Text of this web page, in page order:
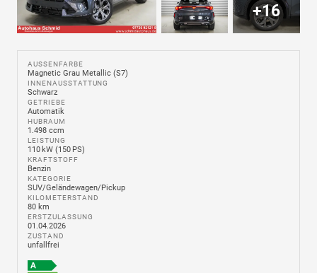
+16
AUSSENFARBE
Magnetic Grau Metallic (S7)
INNENAUSSTATTUNG
Schwarz
GETRIEBE
Automatik
HUBRAUM
1.498 ccm
LEISTUNG
110 kW (150 PS)
KRAFTSTOFF
Benzin
KATEGORIE
SUV/Geländewagen/Pickup
KILOMETERSTAND
80 km
ERSTZULASSUNG
01.04.2026
ZUSTAND
unfallfrei